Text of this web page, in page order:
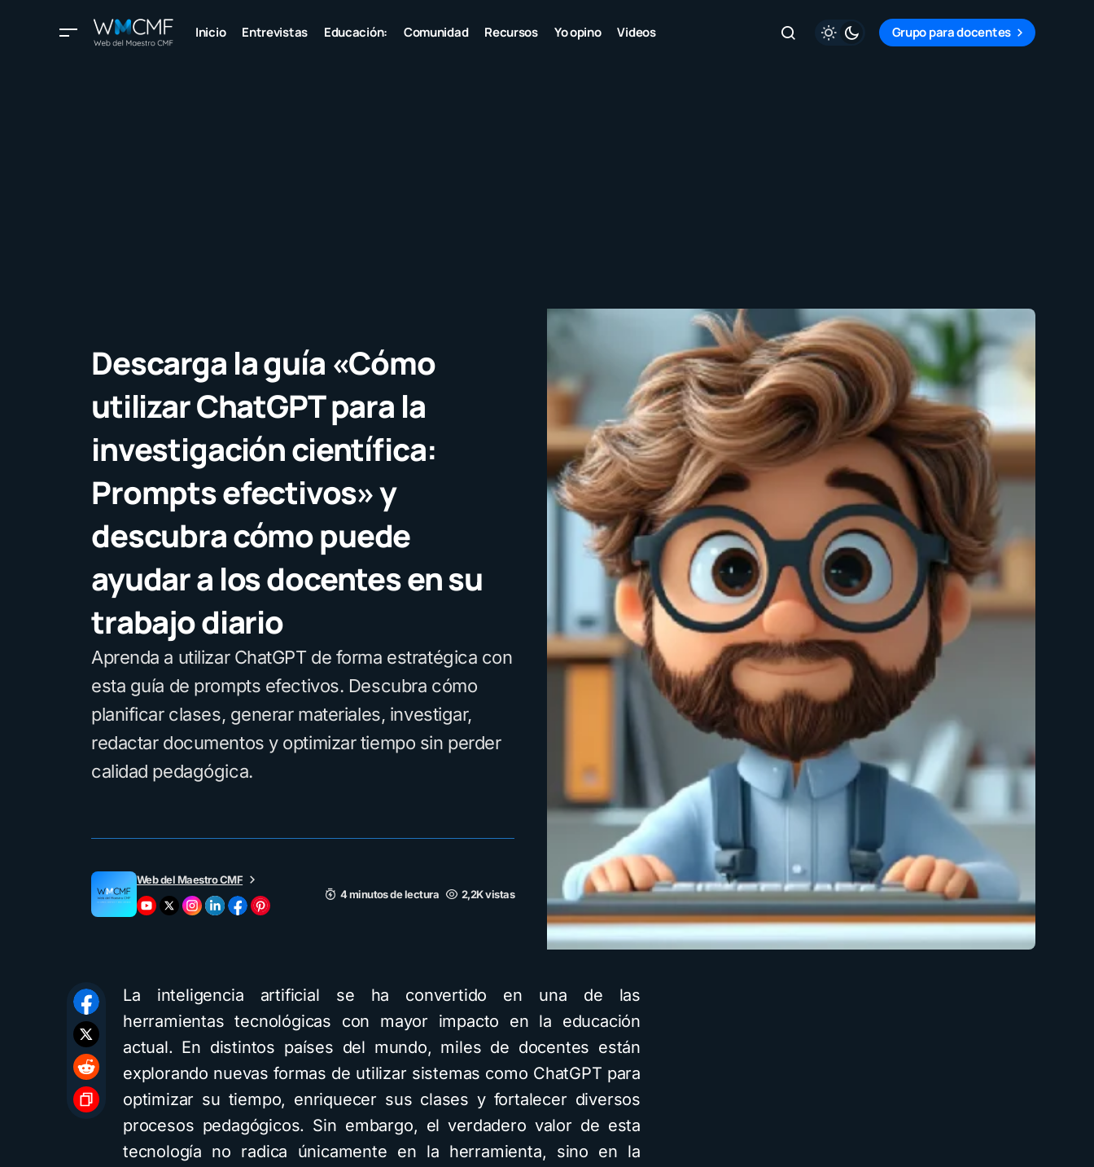
Inicio Entrevistas Educación: Comunidad Recursos Yo opino Videos Grupo para docentes
Descarga la guía «Cómo
utilizar ChatGPT para la
investigación científica:
Prompts efectivos» y
descubra cómo puede
ayudar a los docentes en su
trabajo diario
Aprenda a utilizar ChatGPT de forma estratégica con
esta guía de prompts efectivos. Descubra cómo
planificar clases, generar materiales, investigar,
redactar documentos y optimizar tiempo sin perder
calidad pedagógica.
Web del Maestro CMF
4 minutos de lectura
2,2K vistas
La inteligencia artificial se ha convertido en una de las
herramientas tecnológicas con mayor impacto en la educación
actual. En distintos países del mundo, miles de docentes están
explorando nuevas formas de utilizar sistemas como ChatGPT para
optimizar su tiempo, enriquecer sus clases y fortalecer diversos
procesos pedagógicos. Sin embargo, el verdadero valor de esta
tecnología no radica únicamente en la herramienta, sino en la